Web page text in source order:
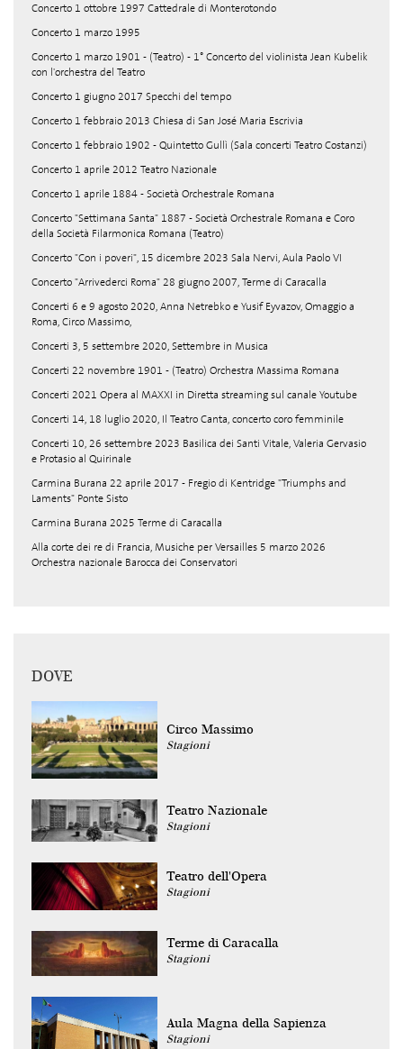
Concerto 1 ottobre 1997 Cattedrale di Monterotondo
Concerto 1 marzo 1995
Concerto 1 marzo 1901 - (Teatro) - 1° Concerto del violinista Jean Kubelik
con l'orchestra del Teatro
Concerto 1 giugno 2017 Specchi del tempo
Concerto 1 febbraio 2013 Chiesa di San José Maria Escrivia
Concerto 1 febbraio 1902 - Quintetto Gullì (Sala concerti Teatro Costanzi)
Concerto 1 aprile 2012 Teatro Nazionale
Concerto 1 aprile 1884 - Società Orchestrale Romana
Concerto "Settimana Santa" 1887 - Società Orchestrale Romana e Coro
della Società Filarmonica Romana (Teatro)
Concerto "Con i poveri", 15 dicembre 2023 Sala Nervi, Aula Paolo VI
Concerto "Arrivederci Roma" 28 giugno 2007, Terme di Caracalla
Concerti 6 e 9 agosto 2020, Anna Netrebko e Yusif Eyvazov, Omaggio a
Roma, Circo Massimo,
Concerti 3, 5 settembre 2020, Settembre in Musica
Concerti 22 novembre 1901 - (Teatro) Orchestra Massima Romana
Concerti 2021 Opera al MAXXI in Diretta streaming sul canale Youtube
Concerti 14, 18 luglio 2020, Il Teatro Canta, concerto coro femminile
Concerti 10, 26 settembre 2023 Basilica dei Santi Vitale, Valeria Gervasio
e Protasio al Quirinale
Carmina Burana 22 aprile 2017 - Fregio di Kentridge "Triumphs and
Laments" Ponte Sisto
Carmina Burana 2025 Terme di Caracalla
Alla corte dei re di Francia, Musiche per Versailles 5 marzo 2026
Orchestra nazionale Barocca dei Conservatori
DOVE
Circo Massimo
Stagioni
Teatro Nazionale
Stagioni
Teatro dell'Opera
Stagioni
Terme di Caracalla
Stagioni
Aula Magna della Sapienza
Stagioni